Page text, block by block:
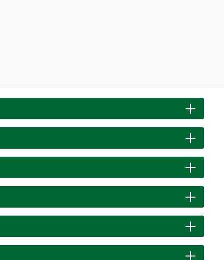
oder benutze die Schaltflächen um